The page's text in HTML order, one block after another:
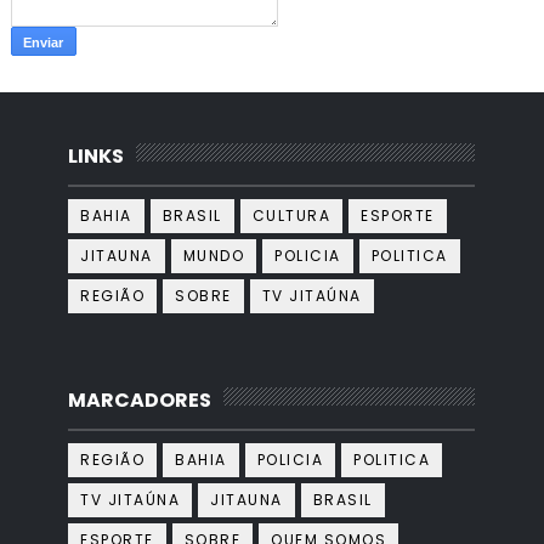
LINKS
BAHIA BRASIL CULTURA
ESPORTE
JITAUNA
MUNDO POLICIA
POLITICA
REGIÃO
SOBRE TV JITAÚNA
MARCADORES
REGIÃO BAHIA POLICIA
POLITICA
TV JITAÚNA
JITAUNA
BRASIL